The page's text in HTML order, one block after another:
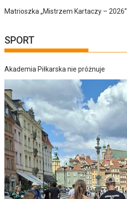
Matrioszka „Mistrzem Kartaczy – 2026”
SPORT
Akademia Piłkarska nie próżnuje